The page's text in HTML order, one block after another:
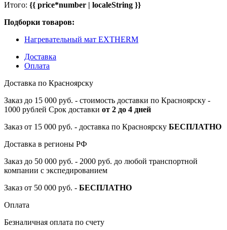
Итого: {{ price*number | localeString }}
Подборки товаров:
Нагревательный мат EXTHERM
Доставка
Оплата
Доставка по Красноярску
Заказ до 15 000 руб. - стоимость доставки по Красноярску -
1000 рублей Срок доставки от 2 до 4 дней
Заказ от 15 000 руб. - доставка по Красноярску БЕСПЛАТНО
Доставка в регионы РФ
Заказ до 50 000 руб. - 2000 руб. до любой транспортной
компании с экспедированием
Заказ от 50 000 руб. - БЕСПЛАТНО
Оплата
Безналичная оплата по счету